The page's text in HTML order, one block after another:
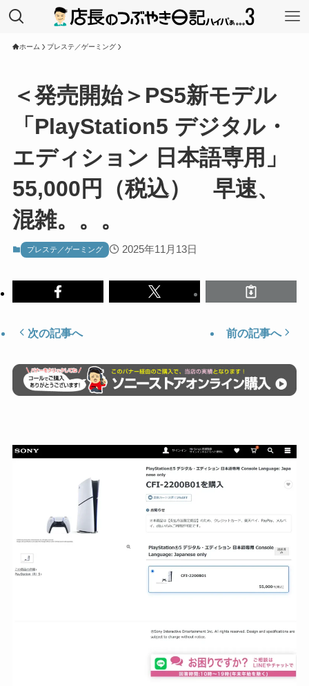
ホーム プレステ／ゲーミング
＜発売開始＞PS5新モデル
「PlayStation5 デジタル・
エディション 日本語専用」
55,000円（税込） 早速、
混雑。。。
プレステ／ゲーミング 2025年11月13日
次の記事へ 前の記事へ